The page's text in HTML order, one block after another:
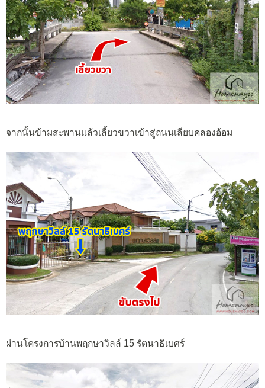
จากนั้นข้ามสะพานแล้วเลี้ยวขวาเข้าสู่ถนนเลียบคลองอ้อม
ผ่านโครงการบ้านพฤกษาวิลล์ 15 รัตนาธิเบศร์